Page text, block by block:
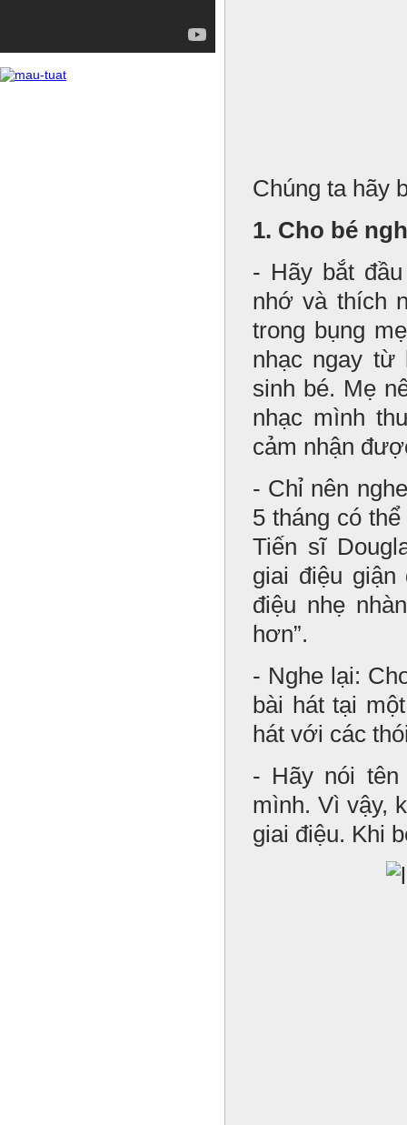
Chúng ta hãy
1. Cho bé
- Hãy bắt
nhớ và thích
trong bụng
nhạc ngay từ
sinh bé. Mẹ
nhạc mình
cảm nhận
- Chỉ nên
5 tháng có
Tiến sĩ
giai điệu
điệu nhẹ
hơn”.
- Nghe lại:
bài hát tại
hát với các
- Hãy nói tên
mình. Vì vậy,
giai điệu. Khi